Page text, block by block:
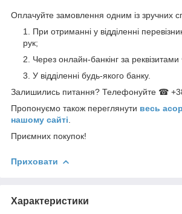
Оплачуйте замовлення одним із зручних
При отриманні у відділенні
рук;
Через онлайн-банкінг за
У відділенні будь-якого банку.
Залишились питання? Телефонуйте ☎
Пропонуємо також переглянути весь
нашому сайті
Приємних покупок!
Приховати
Характеристики